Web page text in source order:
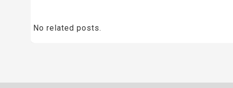
No related posts.